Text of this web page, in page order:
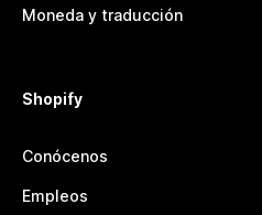
Moneda y traducción
Shopify
Conócenos
Empleos